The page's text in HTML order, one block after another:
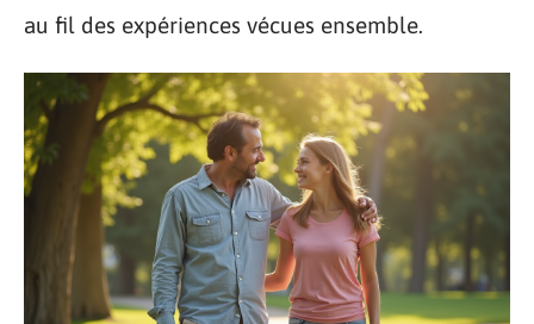
au fil des expériences vécues ensemble.